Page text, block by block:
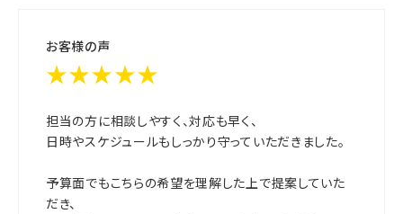
お客様の声
★★★★★
担当の方に相談しやすく、対応も早く、
日時やスケジュールもしっかり守っていただきました。
予算面でもこちらの希望を理解した上で提案していた
だき、